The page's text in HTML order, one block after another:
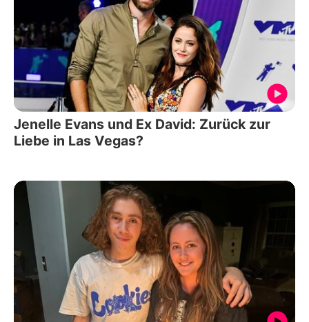
Jenelle Evans und Ex David: Zurück zur
Liebe in Las Vegas?